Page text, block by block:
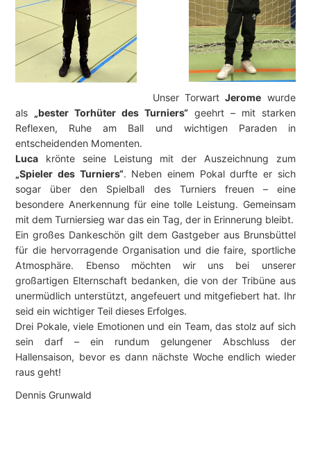
Unser TorwartJerome wurde
als „bester Torhüter des Turniers“ geehrt – mit starken
Reflexen, Ruhe am Ball und wichtigen Paraden in
entscheidenden Momenten.
Luca krönte seine Leistung mit der Auszeichnung zum
„Spieler des Turniers“. Neben einem Pokal durfte er sich
sogar über den Spielball des Turniers freuen – eine
besondere Anerkennung für eine tolle Leistung. Gemeinsam
mit dem Turniersieg war das ein Tag, der in Erinnerung bleibt.
Ein großes Dankeschön gilt dem Gastgeber aus Brunsbüttel
für die hervorragende Organisation und die faire, sportliche
Atmosphäre. Ebenso möchten wir uns bei unserer
großartigen Elternschaft bedanken, die von der Tribüne aus
unermüdlich unterstützt, angefeuert und mitgefiebert hat. Ihr
seid ein wichtiger Teil dieses Erfolges.
Drei Pokale, viele Emotionen und ein Team, das stolz auf sich
sein darf – ein rundum gelungener Abschluss der
Hallensaison, bevor es dann nächste Woche endlich wieder
raus geht!
Dennis Grunwald